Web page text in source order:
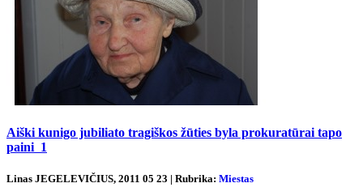
Aiški kunigo jubiliato tragiškos žūties byla prokuratūrai tapo
paini 1
Linas JEGELEVIČIUS, 2011 05 23 | Rubrika: Miestas